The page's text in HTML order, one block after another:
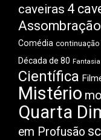
caveiras 4
Assombração
Comédia continuação
Década de 80 Fantasia
Científica
Mistério
Quarta
em Profusão